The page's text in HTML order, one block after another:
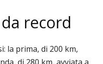
record
la prima, di 200 km,